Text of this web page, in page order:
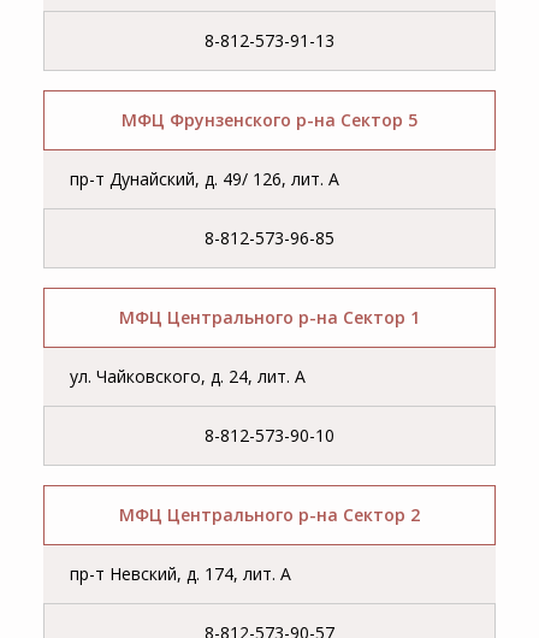
8-812-573-91-13
МФЦ Фрунзенского р-на Сектор 5
пр-т Дунайский, д. 49/ 126, лит. А
8-812-573-96-85
МФЦ Центрального р-на Сектор 1
ул. Чайковского, д. 24, лит. А
8-812-573-90-10
МФЦ Центрального р-на Сектор 2
пр-т Невский, д. 174, лит. А
8-812-573-90-57